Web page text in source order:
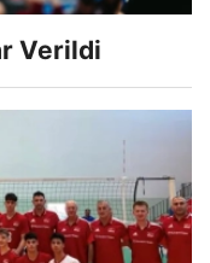
Verildi